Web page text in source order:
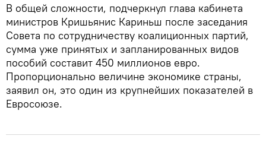
В общей сложности, подчеркнул глава кабинета
министров Кришьянис Кариньш после заседания
Совета по сотрудничеству коалиционных партий,
сумма уже принятых и запланированных видов
пособий составит 450 миллионов евро.
Пропорционально величине экономике страны,
заявил он, это один из крупнейших показателей в
Евросоюзе.